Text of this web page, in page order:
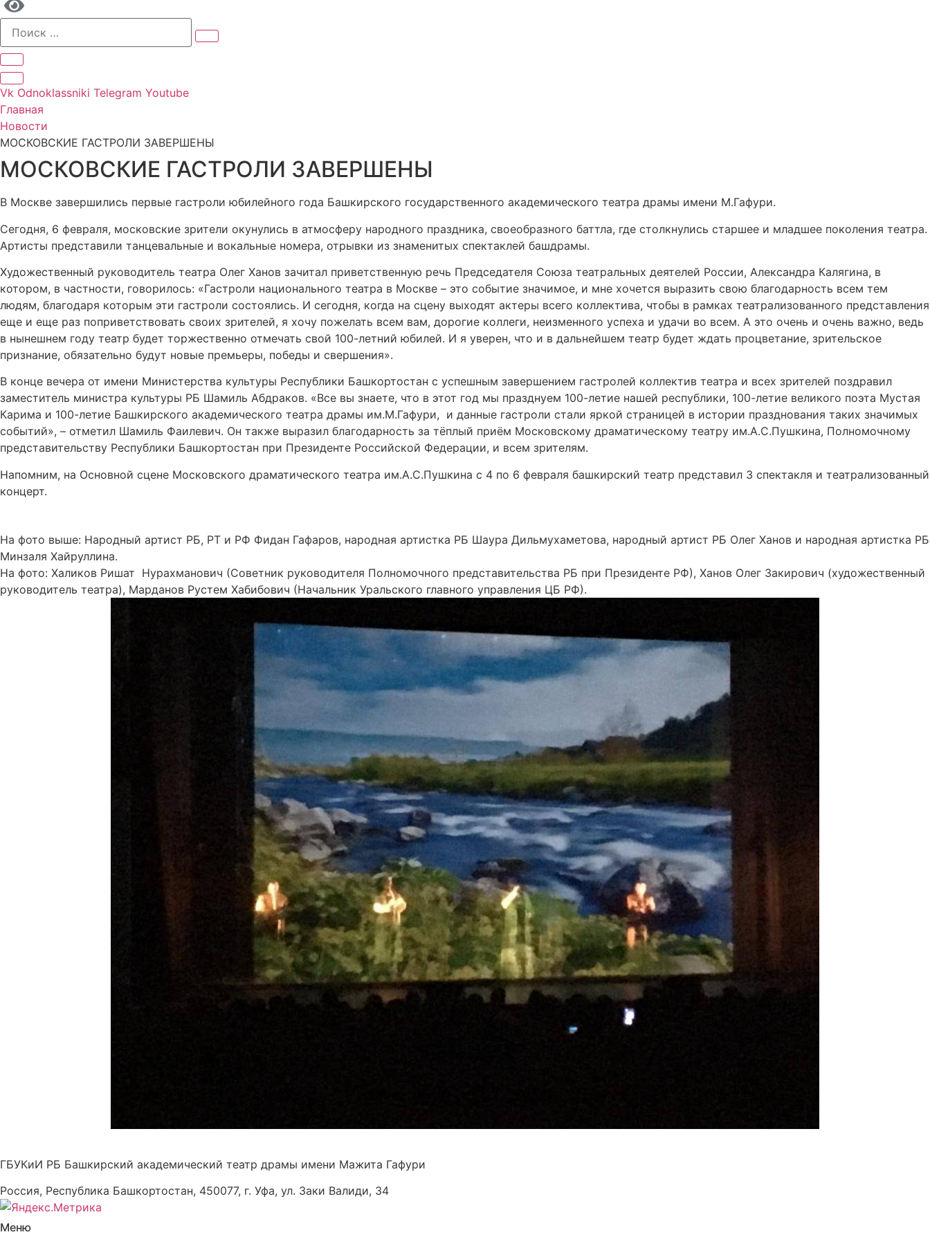
Vk Odnoklassniki Telegram Youtube
Главная
Новости
МОСКОВСКИЕ ГАСТРОЛИ ЗАВЕРШЕНЫ
МОСКОВСКИЕ ГАСТРОЛИ ЗАВЕРШЕНЫ
В Москве завершились первые гастроли юбилейного года Башкирского государственного академического театра драмы имени М.Гафури.
Сегодня, 6 февраля, московские зрители окунулись в атмосферу народного праздника, своеобразного баттла, где столкнулись старшее и младшее поколения театра.
Артисты представили танцевальные и вокальные номера, отрывки из знаменитых спектаклей башдрамы.
Художественный руководитель театра Олег Ханов зачитал приветственную речь Председателя Союза театральных деятелей России, Александра Калягина, в
котором, в частности, говорилось: «Гастроли национального театра в Москве – это событие значимое, и мне хочется выразить свою благодарность всем тем
людям, благодаря которым эти гастроли состоялись. И сегодня, когда на сцену выходят актеры всего коллектива, чтобы в рамках театрализованного представления
еще и еще раз поприветствовать своих зрителей, я хочу пожелать всем вам, дорогие коллеги, неизменного успеха и удачи во всем. А это очень и очень важно, ведь
в нынешнем году театр будет торжественно отмечать свой 100-летний юбилей. И я уверен, что и в дальнейшем театр будет ждать процветание, зрительское
признание, обязательно будут новые премьеры, победы и свершения».
В конце вечера от имени Министерства культуры Республики Башкортостан с успешным завершением гастролей коллектив театра и всех зрителей поздравил
заместитель министра культуры РБ Шамиль Абдраков. «Все вы знаете, что в этот год мы празднуем 100-летие нашей республики, 100-летие великого поэта Мустая
Карима и 100-летие Башкирского академического театра драмы им.М.Гафури, и данные гастроли стали яркой страницей в истории празднования таких значимых
событий», – отметил Шамиль Фаилевич. Он также выразил благодарность за тёплый приём Московскому драматическому театру им.А.С.Пушкина, Полномочному
представительству Республики Башкортостан при Президенте Российской Федерации, и всем зрителям.
Напомним, на Основной сцене Московского драматического театра им.А.С.Пушкина с 4 по 6 февраля башкирский театр представил 3 спектакля и театрализованный
концерт.
На фото выше: Народный артист РБ, РТ и РФ Фидан Гафаров, народная артистка РБ Шаура Дильмухаметова, народный артист РБ Олег Ханов и народная артистка РБ
Минзаля Хайруллина.
На фото: Халиков Ришат Нурахманович (Советник руководителя Полномочного представительства РБ при Президенте РФ), Ханов Олег Закирович (художественный
руководитель театра), Марданов Рустем Хабибович (Начальник Уральского главного управления ЦБ РФ).
ГБУКиИ РБ Башкирский академический театр драмы имени Мажита Гафури
Россия, Республика Башкортостан, 450077, г. Уфа, ул. Заки Валиди, 34
Меню